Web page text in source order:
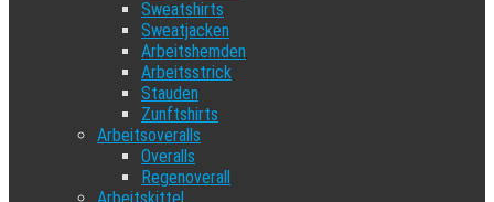
Sweatshirts
Sweatjacken
Arbeitshemden
Arbeitsstrick
Stauden
Zunftshirts
Arbeitsoveralls
Overalls
Regenoverall